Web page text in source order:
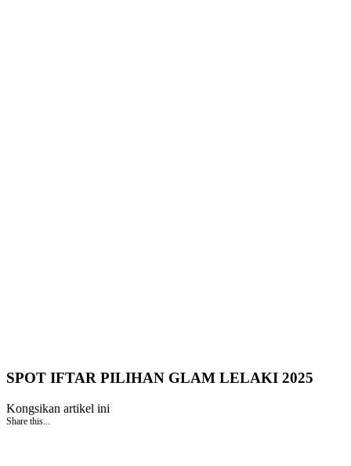
SPOT IFTAR PILIHAN GLAM LELAKI 2025
Kongsikan artikel ini
Share this...